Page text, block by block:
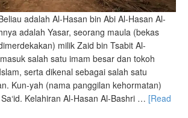
adalah Al-Hasan bin Abi Al-Hasan Al-
adalah Yasar, seorang maula (bekas
milik Zaid bin Tsabit Al-
salah satu imam besar dan tokoh
serta dikenal sebagai salah satu
Kun-yah (nama panggilan kehormatan)
Kelahiran Al-Hasan Al-Bashri … [Read